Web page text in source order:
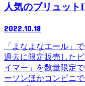
人気のブリュット
2022.10.18
「よなよなエール」
過去に限定販売した
イマー」を数量限定
ーソンほかコンビニ